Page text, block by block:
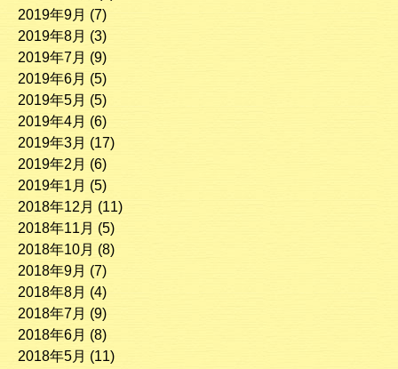
2019年9月 (7)
2019年8月 (3)
2019年7月 (9)
2019年6月 (5)
2019年5月 (5)
2019年4月 (6)
2019年3月 (17)
2019年2月 (6)
2019年1月 (5)
2018年12月 (11)
2018年11月 (5)
2018年10月 (8)
2018年9月 (7)
2018年8月 (4)
2018年7月 (9)
2018年6月 (8)
2018年5月 (11)